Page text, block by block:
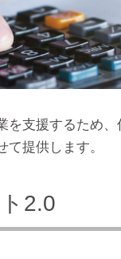
支援するため
提供します。
2.0